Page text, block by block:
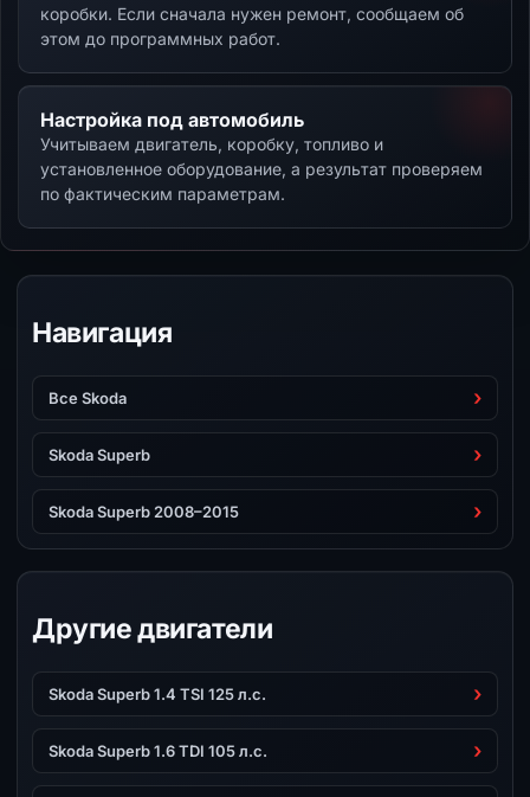
коробки. Если сначала нужен ремонт, сообщаем об
этом до программных работ.
Настройка под автомобиль
Учитываем двигатель, коробку, топливо и
установленное оборудование, а результат проверяем
по фактическим параметрам.
Навигация
Все Skoda
Skoda Superb
Skoda Superb 2008–2015
Другие двигатели
Skoda Superb 1.4 TSI 125 л.с.
Skoda Superb 1.6 TDI 105 л.с.